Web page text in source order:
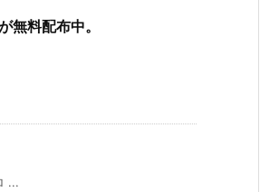
料配布中。
...